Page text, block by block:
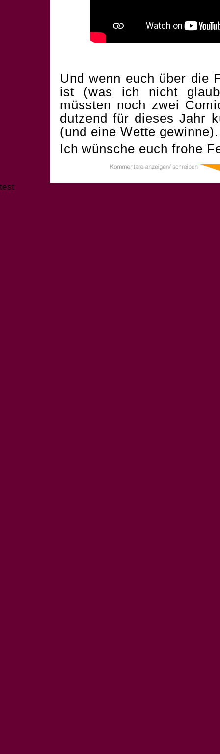
Und wenn euch über die
ist (was ich nicht
müssten noch zwei
dutzend für dieses Jahr
(und eine Wette
Ich wünsche euch frohe
test